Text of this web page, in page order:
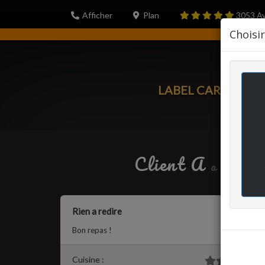
Afficher Plan 3053
LABEL CARTE
Client A a écrit le
Rien a redire
Bon repas !
Cuisine :